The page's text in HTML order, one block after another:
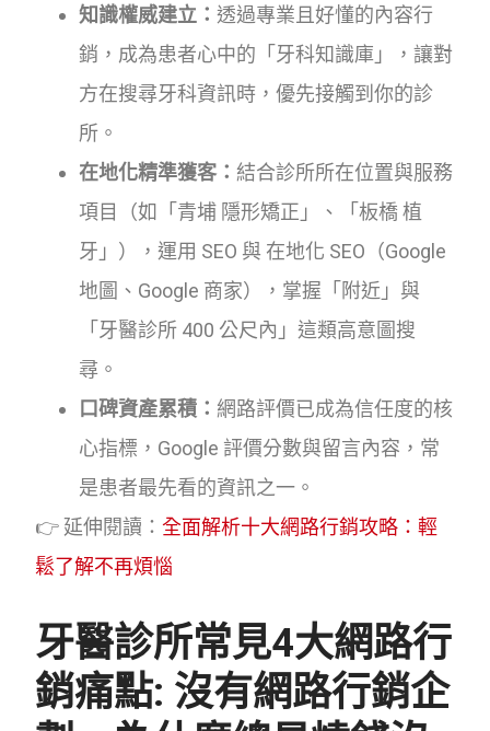
知識權威建立：透過專業且好懂的內容行
銷，成為患者心中的「牙科知識庫」，讓對
方在搜尋牙科資訊時，優先接觸到你的診
所。
在地化精準獲客：結合診所所在位置與服務
項目（如「青埔 隱形矯正」、「板橋 植
牙」），運用 SEO 與 在地化 SEO（Google
地圖、Google 商家），掌握「附近」與
「牙醫診所 400 公尺內」這類高意圖搜
尋。
口碑資產累積： 網路評價已成為信任度的核
心指標，Google 評價分數與留言內容，常
是患者最先看的資訊之一。
👉 延伸閱讀：全面解析十大網路行銷攻略：輕
鬆了解不再煩惱
牙醫診所常見4大網路行
銷痛點: 沒有網路行銷企